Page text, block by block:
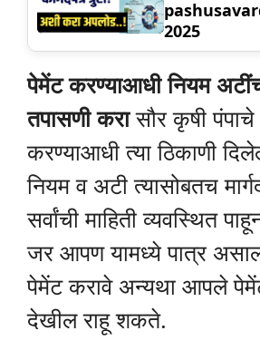
2025
पेमेंट करण्याआधी नियम
तपासणी करासौर कृषी
करण्याआधी त्या ठिकाणी
नियम व अटी त्यासोबतच
सर्वांची माहिती व्यवस्थित
जर आपण यामध्ये पात्र
पेमेंट करावे अन्यथा आपले
देखील राहू शकते.